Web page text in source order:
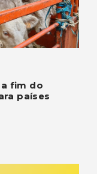
fim do
países